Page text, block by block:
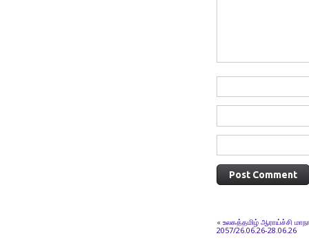
« உலகத்தமிழ் ஆராய்ச்சி
2057/26.06.26-28.06.26